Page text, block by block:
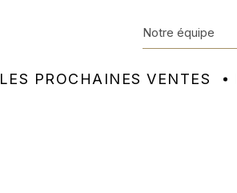
LES PROCHAINES VENTES
Notre équipe